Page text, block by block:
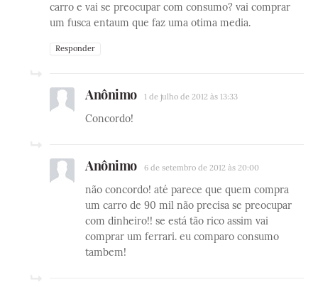
carro e vai se preocupar com consumo? vai comprar
um fusca entaum que faz uma otima media.
Responder
Anônimo 1 de julho de 2012 às 13:33
Concordo!
Anônimo 6 de setembro de 2012 às 20:00
não concordo! até parece que quem compra
um carro de 90 mil não precisa se preocupar
com dinheiro!! se está tão rico assim vai
comprar um ferrari. eu comparo consumo
tambem!